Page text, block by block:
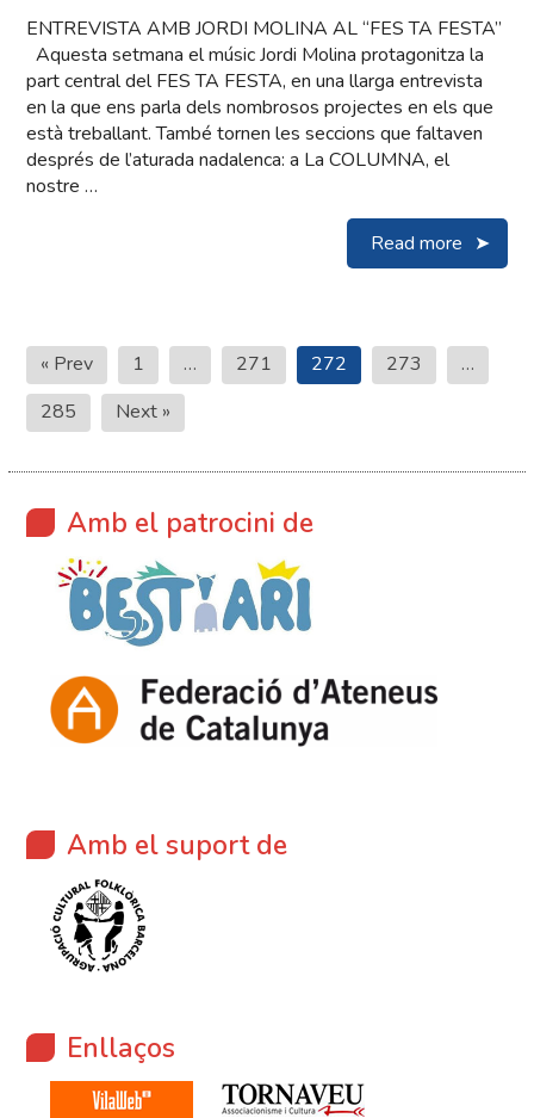
ENTREVISTA AMB JORDI MOLINA AL “FES TA FESTA”
Aquesta setmana el músic Jordi Molina protagonitza la
part central del FES TA FESTA, en una llarga entrevista
en la que ens parla dels nombrosos projectes en els que
està treballant. També tornen les seccions que faltaven
després de l’aturada nadalenca: a La COLUMNA, el
nostre …
Read more
Paginació
de
les
entrades
« Prev 1 … 271 272 273
…
285
Next »
Amb el patrocini de
Amb el suport de
Enllaços